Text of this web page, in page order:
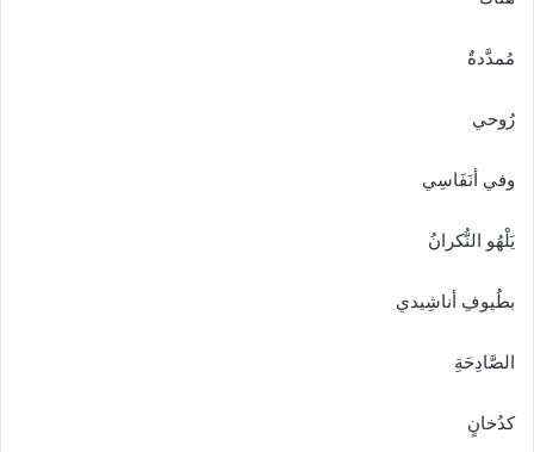
مُمدَّدةٌ
رُوحي
وفي أنَفَاسِي
يَلْهُو النُّكرانُ
بطُيوفِ أناشِيدي
الصَّادِحَةِ
كدُخانٍ